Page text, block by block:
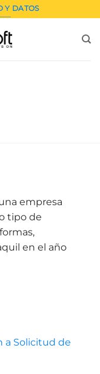
Y DATOS
empresa
tipo de
en el año
a Solicitud de